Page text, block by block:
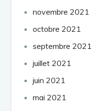
novembre 2021
octobre 2021
septembre 2021
juillet 2021
juin 2021
mai 2021